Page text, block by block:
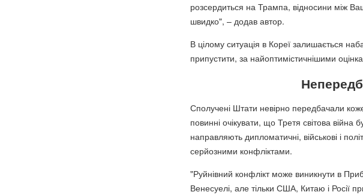
розсердиться на Трампа, відносини між
швидко", – додав автор.
В цілому ситуація в Кореї залишається
припустити, за найоптимістичнішими
Сполучені Штати невірно передбачали
повинні очікувати, що Третя світова
направляють дипломатичні, військові і
серйозними конфліктами.
"Руйнівний конфлікт може виникнути в
Венесуелі, але тільки США, Китаю і Росії